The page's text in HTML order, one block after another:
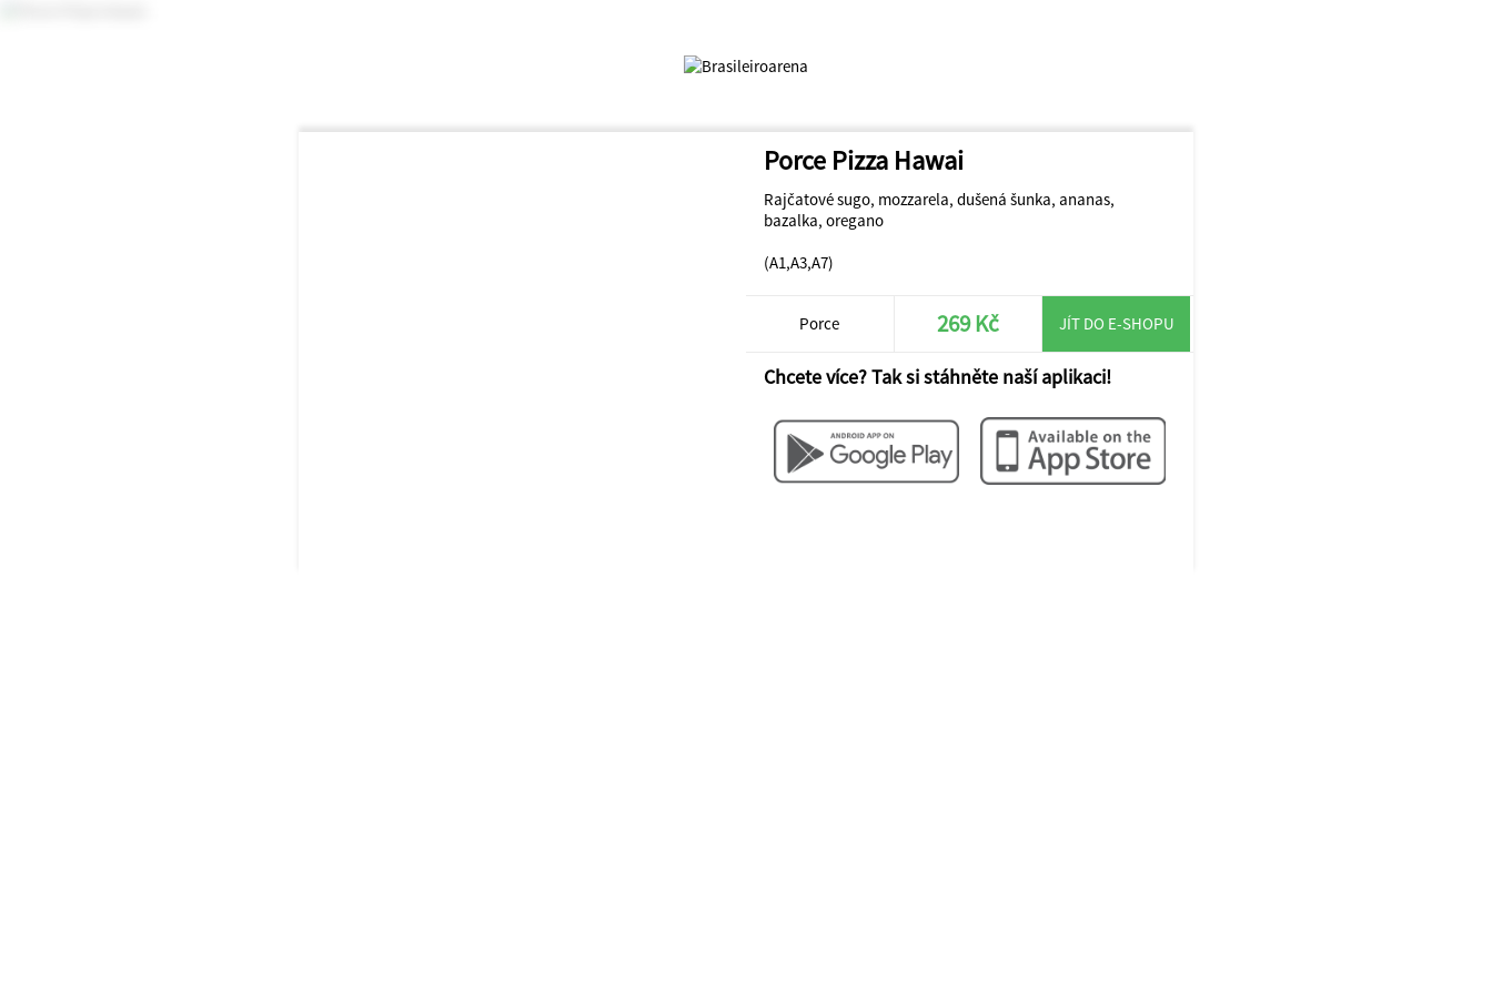
Porce Pizza Hawai
Rajčatové sugo, mozzarela, dušená šunka, ananas,
bazalka, oregano
(A1,A3,A7)
Porce 269 Kč JÍT DO E-SHOPU
Chcete více? Tak si stáhněte naší aplikaci!